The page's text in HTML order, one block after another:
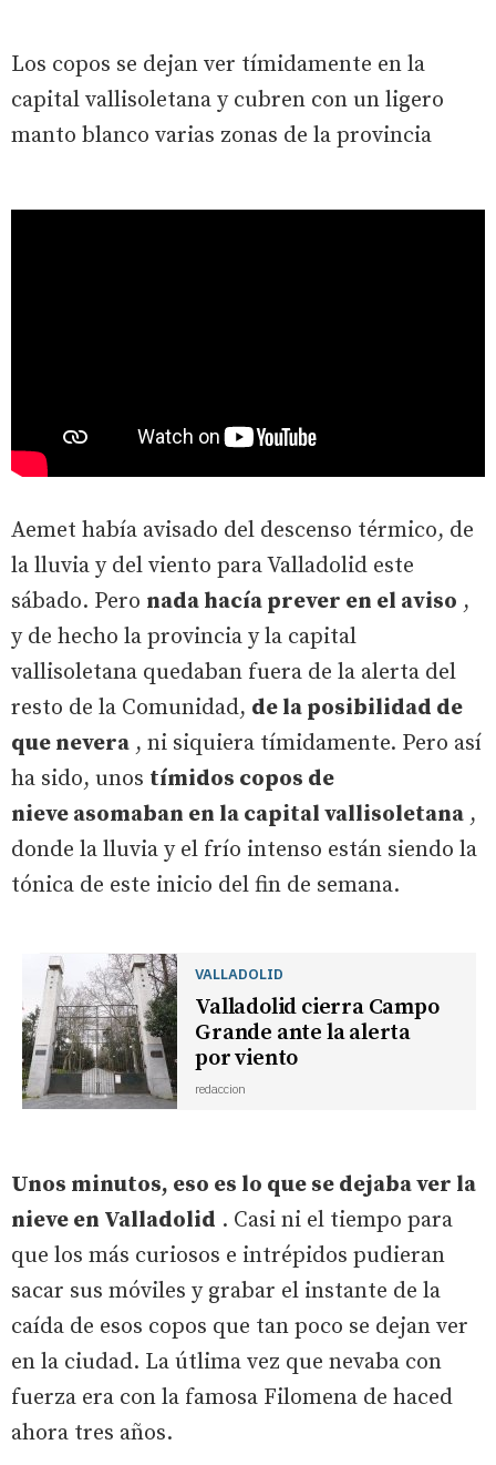
Los copos se dejan ver tímidamente en la
capital vallisoletana y cubren con un ligero
manto blanco varias zonas de la provincia
Aemet había avisado del descenso térmico, de
la lluvia y del viento para Valladolid este
sábado. Pero nada hacía prever en el aviso ,
y de hecho la provincia y la capital
vallisoletana quedaban fuera de la alerta del
resto de la Comunidad, de la posibilidad de
que nevera , ni siquiera tímidamente. Pero así
ha sido, unos tímidos copos de
nieve asomaban en la capital vallisoletana ,
donde la lluvia y el frío intenso están siendo la
tónica de este inicio del fin de semana.
VALLADOLID
Valladolid cierra Campo
Grande ante la alerta
por viento
redaccion
Unos minutos, eso es lo que se dejaba ver la
nieve en Valladolid . Casi ni el tiempo para
que los más curiosos e intrépidos pudieran
sacar sus móviles y grabar el instante de la
caída de esos copos que tan poco se dejan ver
en la ciudad. La útlima vez que nevaba con
fuerza era con la famosa Filomena de haced
ahora tres años.